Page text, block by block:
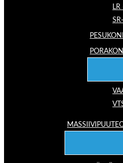
LR